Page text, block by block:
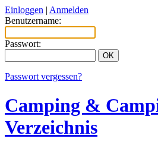
Einloggen | Anmelden
Benutzername:
Passwort:
Passwort vergessen?
Camping &
Verzeichnis